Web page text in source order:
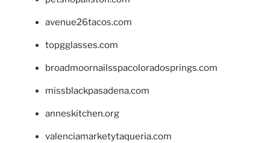
avenue26tacos.com
topgglasses.com
broadmoornailsspacoloradosprings.com
missblackpasadena.com
anneskitchen.org
valenciamarketytaqueria.com